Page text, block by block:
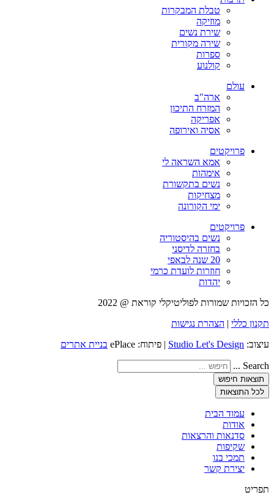
טבלת המבקרות
מוזיקה
שירת נשים
שירה מקורית
ספרות
קולנוע
עולם
ארה"ב
המזרח התיכון
אפריקה
אסיה ואירופה
פרויקטים
אמא השראה לי
אימהות
נשים בתקשורת
מצחיקות
ימי הקורונה
פרויקטים
נשים בהיסטוריה
בחזרה לדיסני
20 שנה לבאפי
חוזרות לועדת כרמי
יהדות
כל הזכויות שמורות לפוליטיקלי קוראת @ 2022
תקנון כללי | הצהרת נגישות
עיצוב: Studio Let's Design | פיתוח: ePlace בניית אתרים
Search ...
תוצאות חיפוש
לכל התוצאות
עמוד הבית
אודות
סדנאות והרצאות
שקיפות
תמכי בנו
יצירת קשר
תפריט